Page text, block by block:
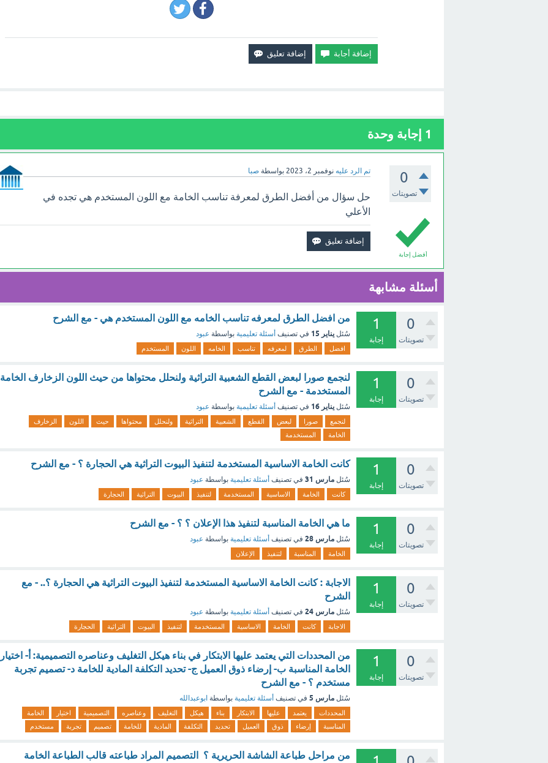
1 إجابة وحدة
0
تصويتات
تم الرد عليه نوفمبر 2، 2023 بواسطة صبا
أفضل إجابة
حل سؤال من أفضل الطرق لمعرفة تناسب الخامة مع اللون المستخدم هي تجده في
الأعلي
أسئلة مشابهة
0
تصويتات
1
إجابة
من افضل الطرق لمعرفه تناسب الخامه مع اللون المستخدم هي - مع الشرح
سُئل يناير 15 في تصنيف أسئلة تعليمية بواسطة عبود
افضل الطرق لمعرفه تناسب الخامه اللون المستخدم
0
تصويتات
1
إجابة
لنجمع صورا لبعض القطع الشعبية التراثية ولنحلل محتواها من حيث اللون الزخارف الخامة
المستخدمة - مع الشرح
سُئل يناير 16 في تصنيف أسئلة تعليمية بواسطة عبود
لنجمع صورا لبعض القطع الشعبية التراثية ولنحلل محتواها حيث اللون
الزخارف
الخامة
المستخدمة
0
تصويتات
1
إجابة
كانت الخامة الاساسية المستخدمة لتنفيذ البيوت التراثية هي الحجارة ؟ - مع الشرح
سُئل مارس 31 في تصنيف أسئلة تعليمية بواسطة عبود
كانت الخامة الاساسية المستخدمة لتنفيذ البيوت التراثية الحجارة
0
تصويتات
1
إجابة
ما هي الخامة المناسبة لتنفيذ هذا الإعلان ؟ ؟ - مع الشرح
سُئل مارس 28 في تصنيف أسئلة تعليمية بواسطة عبود
الخامة المناسبة لتنفيذ الإعلان
0
تصويتات
1
إجابة
الاجابة : كانت الخامة الاساسية المستخدمة لتنفيذ البيوت التراثية هي الحجارة ؟.. - مع
الشرح
سُئل مارس 24 في تصنيف أسئلة تعليمية بواسطة عبود
الاجابة كانت الخامة الاساسية المستخدمة لتنفيذ البيوت التراثية الحجارة
0
تصويتات
1
إجابة
من المحددات التي يعتمد عليها الابتكار في بناء هيكل التغليف وعناصره التصميمية: أ- اختيار
الخامة المناسبة ب- إرضاء ذوق العميل ج- تحديد التكلفة المادية للخامة د- تصميم تجربة
مستخدم ؟ - مع الشرح
سُئل مارس 5 في تصنيف أسئلة تعليمية بواسطة ابوعبدالله
المحددات يعتمد عليها الابتكار بناء هيكل التغليف وعناصره التصميمية اختيار
الخامة
المناسبة
إرضاء ذوق العميل تحديد التكلفة المادية للخامة تصميم تجربة مستخدم
من مراحل طباعة الشاشة الحريرية ؟ التصميم المراد طباعته قالب الطباعة الخامة